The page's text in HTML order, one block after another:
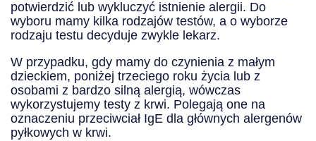
potwierdzić lub wykluczyć istnienie alergii. Do
wyboru mamy kilka rodzajów testów, a o wyborze
rodzaju testu decyduje zwykle lekarz.
W przypadku, gdy mamy do czynienia z małym
dzieckiem, poniżej trzeciego roku życia lub z
osobami z bardzo silną alergią, wówczas
wykorzystujemy testy z krwi. Polegają one na
oznaczeniu przeciwciał IgE dla głównych alergenów
pyłkowych w krwi.